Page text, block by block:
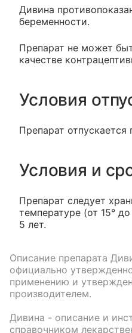
Дивина
беременности.
Препарат не может
качестве
Условия
Препарат отпускается
Условия и
Препарат следует
температуре (от 15°
5 лет.
Описание препарата
официально
применению и
производителем.
Дивина - описание и
справочником